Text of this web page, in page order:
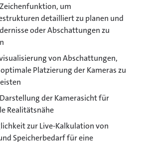
um
detailliert zu planen und
oder Abschattungen zu
von Abschattungen,
Platzierung der Kameras zu
der Kamerasicht für
Realitätsnähe
zur Live-Kalkulation von
Speicherbedarf für eine